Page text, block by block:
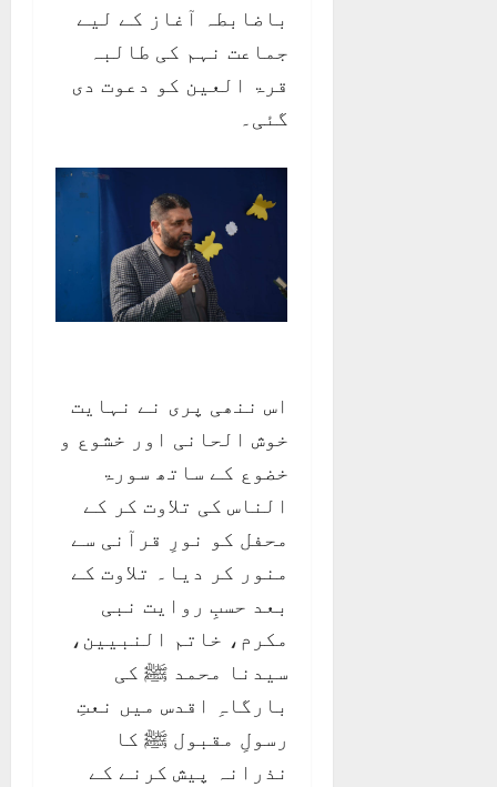
باضابطہ آغاز کے لیے
جماعت نہم کی طالبہ
قرۃ العین کو دعوت دی
گئی۔
اس ننھی پری نے نہایت
خوش الحانی اور خشوع و
خضوع کے ساتھ سورۃ
الناس کی تلاوت کر کے
محفل کو نورِ قرآنی سے
منور کر دیا۔ تلاوت کے
بعد حسبِ روایت نبی
مکرم، خاتم النبیین،
سیدنا محمد ﷺ کی
بارگاہِ اقدس میں نعتِ
رسولِ مقبول ﷺ کا
نذرانہ پیش کرنے کے